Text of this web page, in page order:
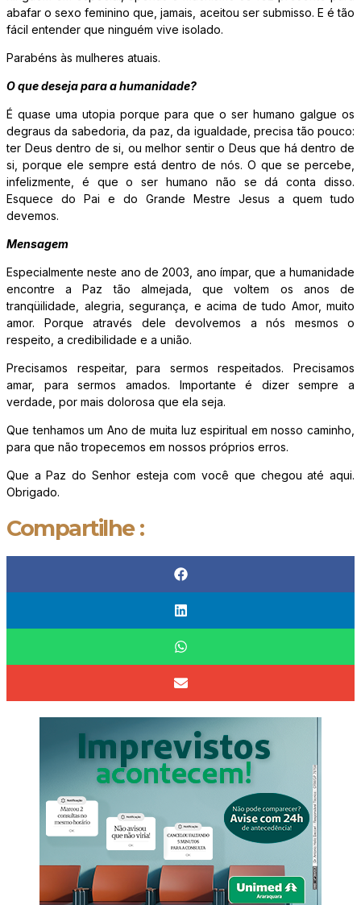
abafar o sexo feminino que, jamais, aceitou ser submisso. E é tão
fácil entender que ninguém vive isolado.
Parabéns às mulheres atuais.
O que deseja para a humanidade?
É quase uma utopia porque para que o ser humano galgue os
degraus da sabedoria, da paz, da igualdade, precisa tão pouco:
ter Deus dentro de si, ou melhor sentir o Deus que há dentro de
si, porque ele sempre está dentro de nós. O que se percebe,
infelizmente, é que o ser humano não se dá conta disso.
Esquece do Pai e do Grande Mestre Jesus a quem tudo
devemos.
Mensagem
Especialmente neste ano de 2003, ano ímpar, que a humanidade
encontre a Paz tão almejada, que voltem os anos de
tranqüilidade, alegria, segurança, e acima de tudo Amor, muito
amor. Porque através dele devolvemos a nós mesmos o
respeito, a credibilidade e a união.
Precisamos respeitar, para sermos respeitados. Precisamos
amar, para sermos amados. Importante é dizer sempre a
verdade, por mais dolorosa que ela seja.
Que tenhamos um Ano de muita luz espiritual em nosso caminho,
para que não tropecemos em nossos próprios erros.
Que a Paz do Senhor esteja com você que chegou até aqui.
Obrigado.
Compartilhe :